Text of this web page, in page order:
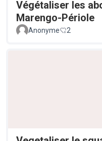
Végétaliser les
Marengo-Périole
Anonyme 2